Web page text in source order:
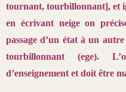
tournant, tourbillonnant], et
en écrivant neige on
passage d’un état à un
tourbillonnant (ege).
d’enseignement et doit être